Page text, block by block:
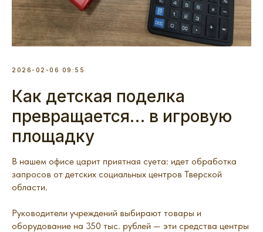
2026-02-06 09:55
Как детская поделка
превращается… в игровую
площадку
В нашем офисе царит приятная суета: идет обработка
запросов от детских социальных центров Тверской
области.
Руководители учреждений выбирают товары и
оборудование на 350 тыс. рублей — эти средства центры